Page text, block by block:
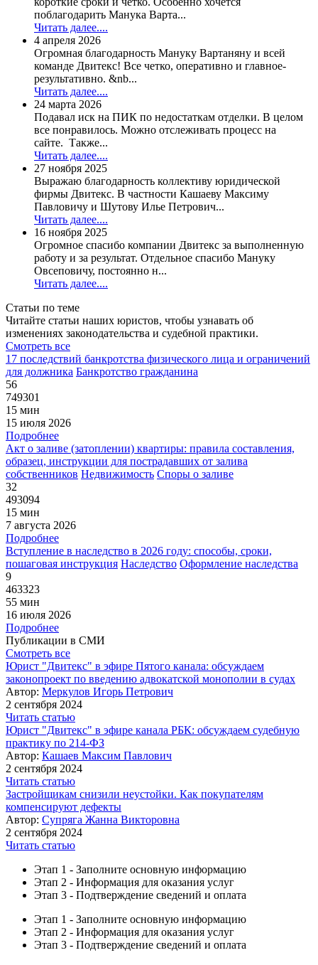
поблагодарить Манука Варта...
Читать далее....
4 апреля 2026
Огромная благодарность Мануку Вартаняну и всей
команде Двитекс! Все четко, оперативно и главное-
результативно. &nb...
Читать далее....
24 марта 2026
Подавал иск на ПИК по недостаткам отделки. В целом
все понравилось. Можно отслеживать процесс на
сайте. Также...
Читать далее....
27 ноября 2025
Выражаю благодарность коллективу юридической
фирмы Двитекс. В частности Кашаеву Максиму
Павловичу и Шутову Илье Петрович...
Читать далее....
16 ноября 2025
Огромное спасибо компании Двитекс за выполненную
работу и за результат. Отдельное спасибо Мануку
Овсеповичу, постоянно н...
Читать далее....
Статьи по теме
Читайте статьи наших юристов, чтобы узнавать об
изменениях законодательства и судебной практики.
Смотреть все
17 последствий банкротства физического лица и ограничений
для должника Банкротство гражданина
56
749301
15 мин
15 июля 2026
Подробнее
Акт о заливе (затоплении) квартиры: правила составления,
образец, инструкции для пострадавших от залива
собственников Недвижимость Споры о заливе
32
493094
15 мин
7 августа 2026
Подробнее
Вступление в наследство в 2026 году: способы, сроки,
пошаговая инструкция Наследство Оформление наследства
9
463323
55 мин
16 июля 2026
Подробнее
Публикации в СМИ
Смотреть все
Юрист "Двитекс" в эфире Пятого канала: обсуждаем
законопроект по введению адвокатской монополии в судах
Автор: Меркулов Игорь Петрович
2 сентября 2024
Читать статью
Юрист "Двитекс" в эфире канала РБК: обсуждаем судебную
практику по 214-ФЗ
Автор: Кашаев Максим Павлович
2 сентября 2024
Читать статью
Застройщикам снизили неустойки. Как покупателям
компенсируют дефекты
Автор: Супряга Жанна Викторовна
2 сентября 2024
Читать статью
Этап 1 - Заполните основную информацию
Этап 2 - Информация для оказания услуг
Этап 3 - Подтверждение сведений и оплата
Этап 1 - Заполните основную информацию
Этап 2 - Информация для оказания услуг
Этап 3 - Подтверждение сведений и оплата